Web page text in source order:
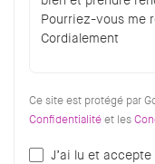
Ce site est protégé par
Confidentialitéet les
J’ai lu et accepte